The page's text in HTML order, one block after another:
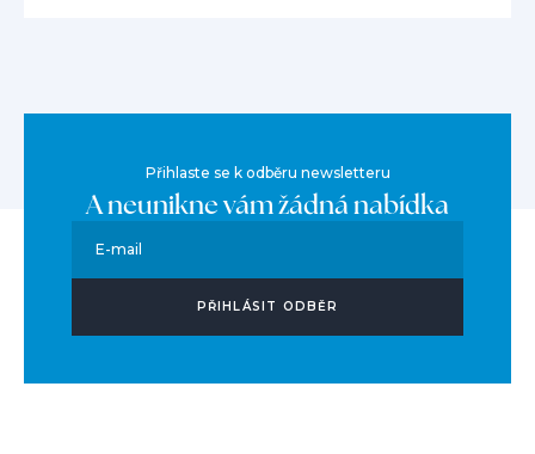
Přihlaste se k odběru newsletteru
A neunikne vám žádná nabídka
E-mail
PŘIHLÁSIT ODBĚR